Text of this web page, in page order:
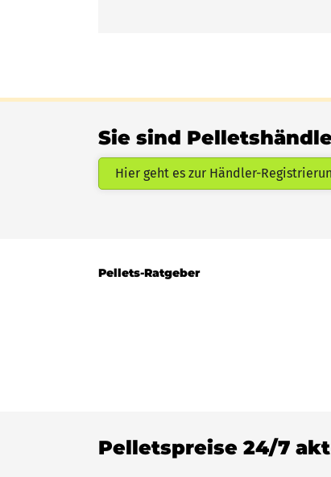
Sie sind
Hier geht es zur Händler-
Pellets-Ratgeber
Pelletspreise 24/7